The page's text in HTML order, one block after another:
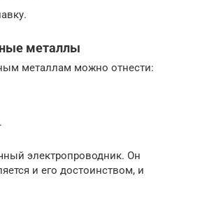
металлы
металлам можно отнести:
электропроводник. Он
и его достоинством, и